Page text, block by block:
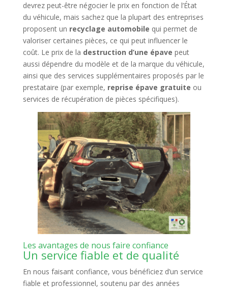
devrez peut-être négocier le prix en fonction de l’État
du véhicule, mais sachez que la plupart des entreprises
proposent un recyclage automobile qui permet de
valoriser certaines pièces, ce qui peut influencer le
coût. Le prix de la destruction d’une épave peut
aussi dépendre du modèle et de la marque du véhicule,
ainsi que des services supplémentaires proposés par le
prestataire (par exemple, reprise épave gratuite ou
services de récupération de pièces spécifiques).
Les avantages de nous faire confiance
Un service fiable et de qualité
En nous faisant confiance, vous bénéficiez d’un service
fiable et professionnel, soutenu par des années